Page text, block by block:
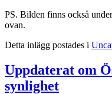
PS. Bilden finns också
ovan.
Detta inlägg postades i
Uppdaterat om
synlighet